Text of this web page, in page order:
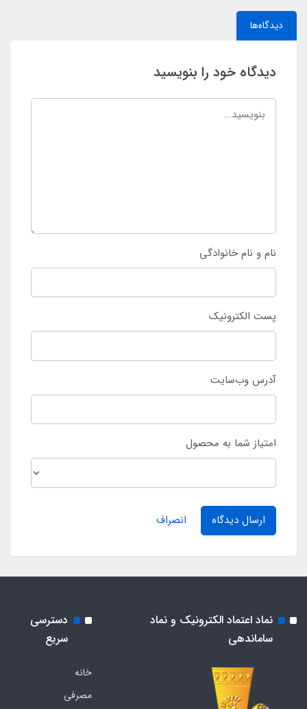
دیدگاه‌ها
دیدگاه خود را بنویسید
نام و نام خانوادگی
پست الکترونیک
آدرس وب‌سایت
امتیاز شما به محصول
ارسال دیدگاه انصراف
نماد اعتماد الکترونیک و نماد
ساماندهی
دسترسی
سریع
خانه
مصرفی